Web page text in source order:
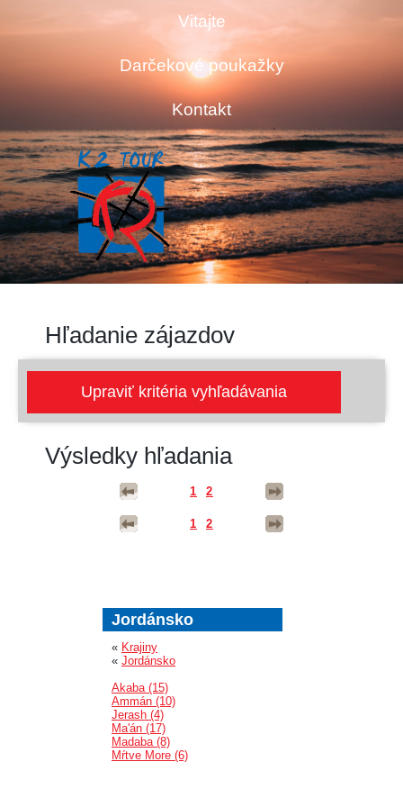
Vitajte
Darčekové poukažky
Kontakt
Hľadanie zájazdov
Výsledky hľadania
1 2
1 2
Jordánsko
« Krajiny
« Jordánsko
Akaba (15)
Ammán (10)
Jerash (4)
Ma'án (17)
Madaba (8)
Mŕtve More (6)